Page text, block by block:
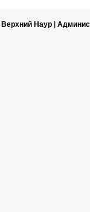
Верхний Наур |